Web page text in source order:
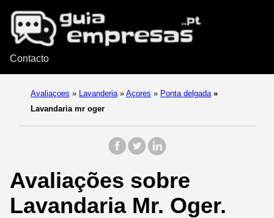
Contacto
Avaliaçoes » Lavanderia » Açores » Ponta delgada »
Lavandaria mr oger
Avaliações sobre
Lavandaria Mr. Oger.